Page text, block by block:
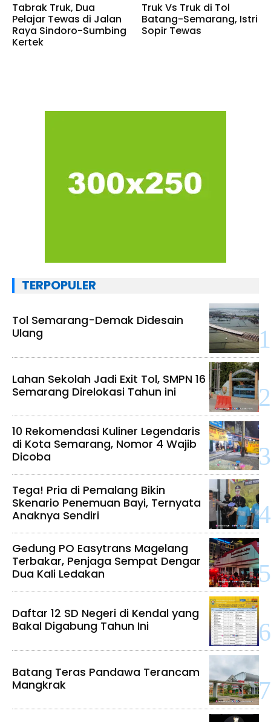
Tabrak Truk, Dua
Pelajar Tewas di Jalan
Raya Sindoro-Sumbing
Kertek
Truk Vs Truk di Tol
Batang-Semarang, Istri
Sopir Tewas
TERPOPULER
Tol Semarang-Demak Didesain
Ulang
Lahan Sekolah Jadi Exit Tol, SMPN 16
Semarang Direlokasi Tahun ini
10 Rekomendasi Kuliner Legendaris
di Kota Semarang, Nomor 4 Wajib
Dicoba
Tega! Pria di Pemalang Bikin
Skenario Penemuan Bayi, Ternyata
Anaknya Sendiri
Gedung PO Easytrans Magelang
Terbakar, Penjaga Sempat Dengar
Dua Kali Ledakan
Daftar 12 SD Negeri di Kendal yang
Bakal Digabung Tahun Ini
Batang Teras Pandawa Terancam
Mangkrak